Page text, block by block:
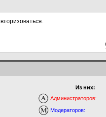
Из них:
Администраторов:
Модераторов: